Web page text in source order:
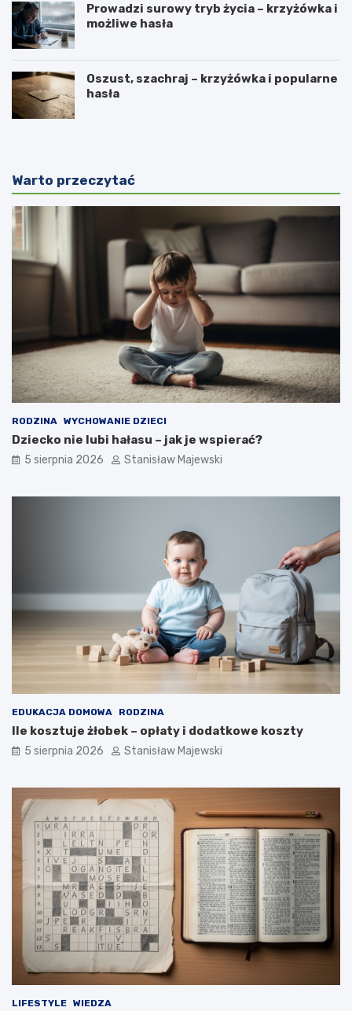
Prowadzi surowy tryb życia – krzyżówka i
możliwe hasła
Oszust, szachraj – krzyżówka i popularne
hasła
Warto przeczytać
RODZINA WYCHOWANIE DZIECI
Dziecko nie lubi hałasu – jak je wspierać?
5 sierpnia 2026 Stanisław Majewski
EDUKACJA DOMOWA RODZINA
Ile kosztuje żłobek – opłaty i dodatkowe koszty
5 sierpnia 2026 Stanisław Majewski
LIFESTYLE WIEDZA